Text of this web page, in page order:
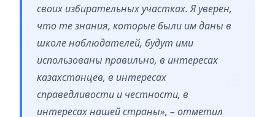
своих избирательных участках. Я уверен,
что те знания, которые были им даны в
школе наблюдателей, будут ими
использованы правильно, в интересах
казахстанцев, в интересах
справедливости и честности, в
интересах нашей страны», – отметил